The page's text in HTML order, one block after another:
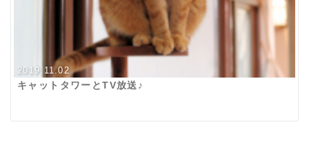
2019.11.02
キャットタワーとTV放送♪